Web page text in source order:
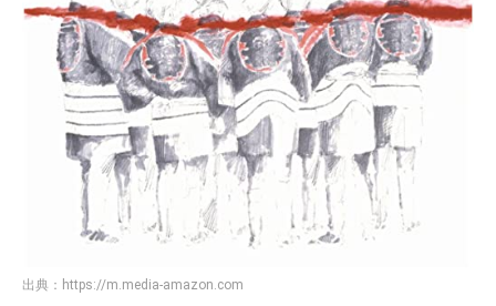
出典： https://m.media-amazon.com